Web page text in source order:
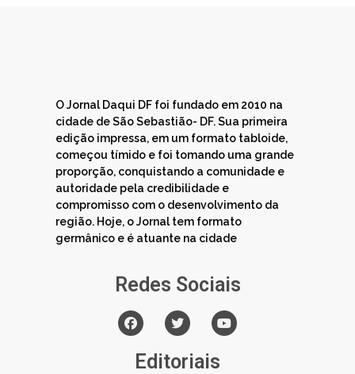
O Jornal Daqui DF foi fundado em 2010 na
cidade de São Sebastião- DF. Sua primeira
edição impressa, em um formato tabloide,
começou tímido e foi tomando uma grande
proporção, conquistando a comunidade e
autoridade pela credibilidade e
compromisso com o desenvolvimento da
região. Hoje, o Jornal tem formato
germânico e é atuante na cidade
Redes Sociais
Editoriais